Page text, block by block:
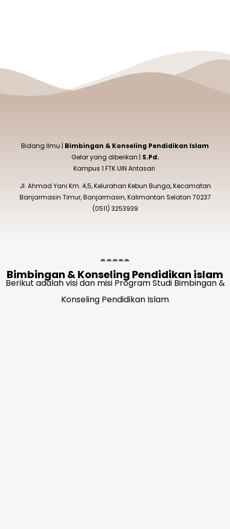
Bidang Ilmu | Bimbingan & Konseling Pendidikan Islam
Gelar yang diberikan | S.Pd.
Kampus 1 FTK UIN Antasari
Jl. Ahmad Yani Km. 4,5, Kelurahan Kebun Bunga, Kecamatan
Banjarmasin Timur, Banjarmasin, Kalimantan Selatan 70237
(0511) 3253939
Bimbingan & Konseling Pendidikan islam
Berikut adalah visi dan misi Program Studi Bimbingan &
Konseling Pendidikan Islam